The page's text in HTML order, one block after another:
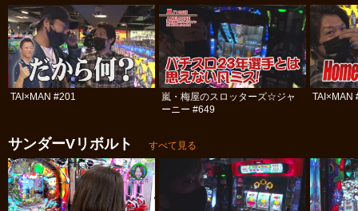
TAI×MAN #201
嵐・梅屋のスロッターズ☆ジャ
ーニー #649
TAI×MAN
サンダーVリボルト すべて見る